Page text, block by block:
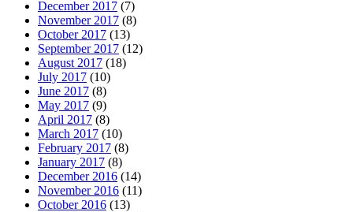
December 2017 (7)
November 2017 (8)
October 2017 (13)
September 2017 (12)
August 2017 (18)
July 2017 (10)
June 2017 (8)
May 2017 (9)
April 2017 (8)
March 2017 (10)
February 2017 (8)
January 2017 (8)
December 2016 (14)
November 2016 (11)
October 2016 (13)